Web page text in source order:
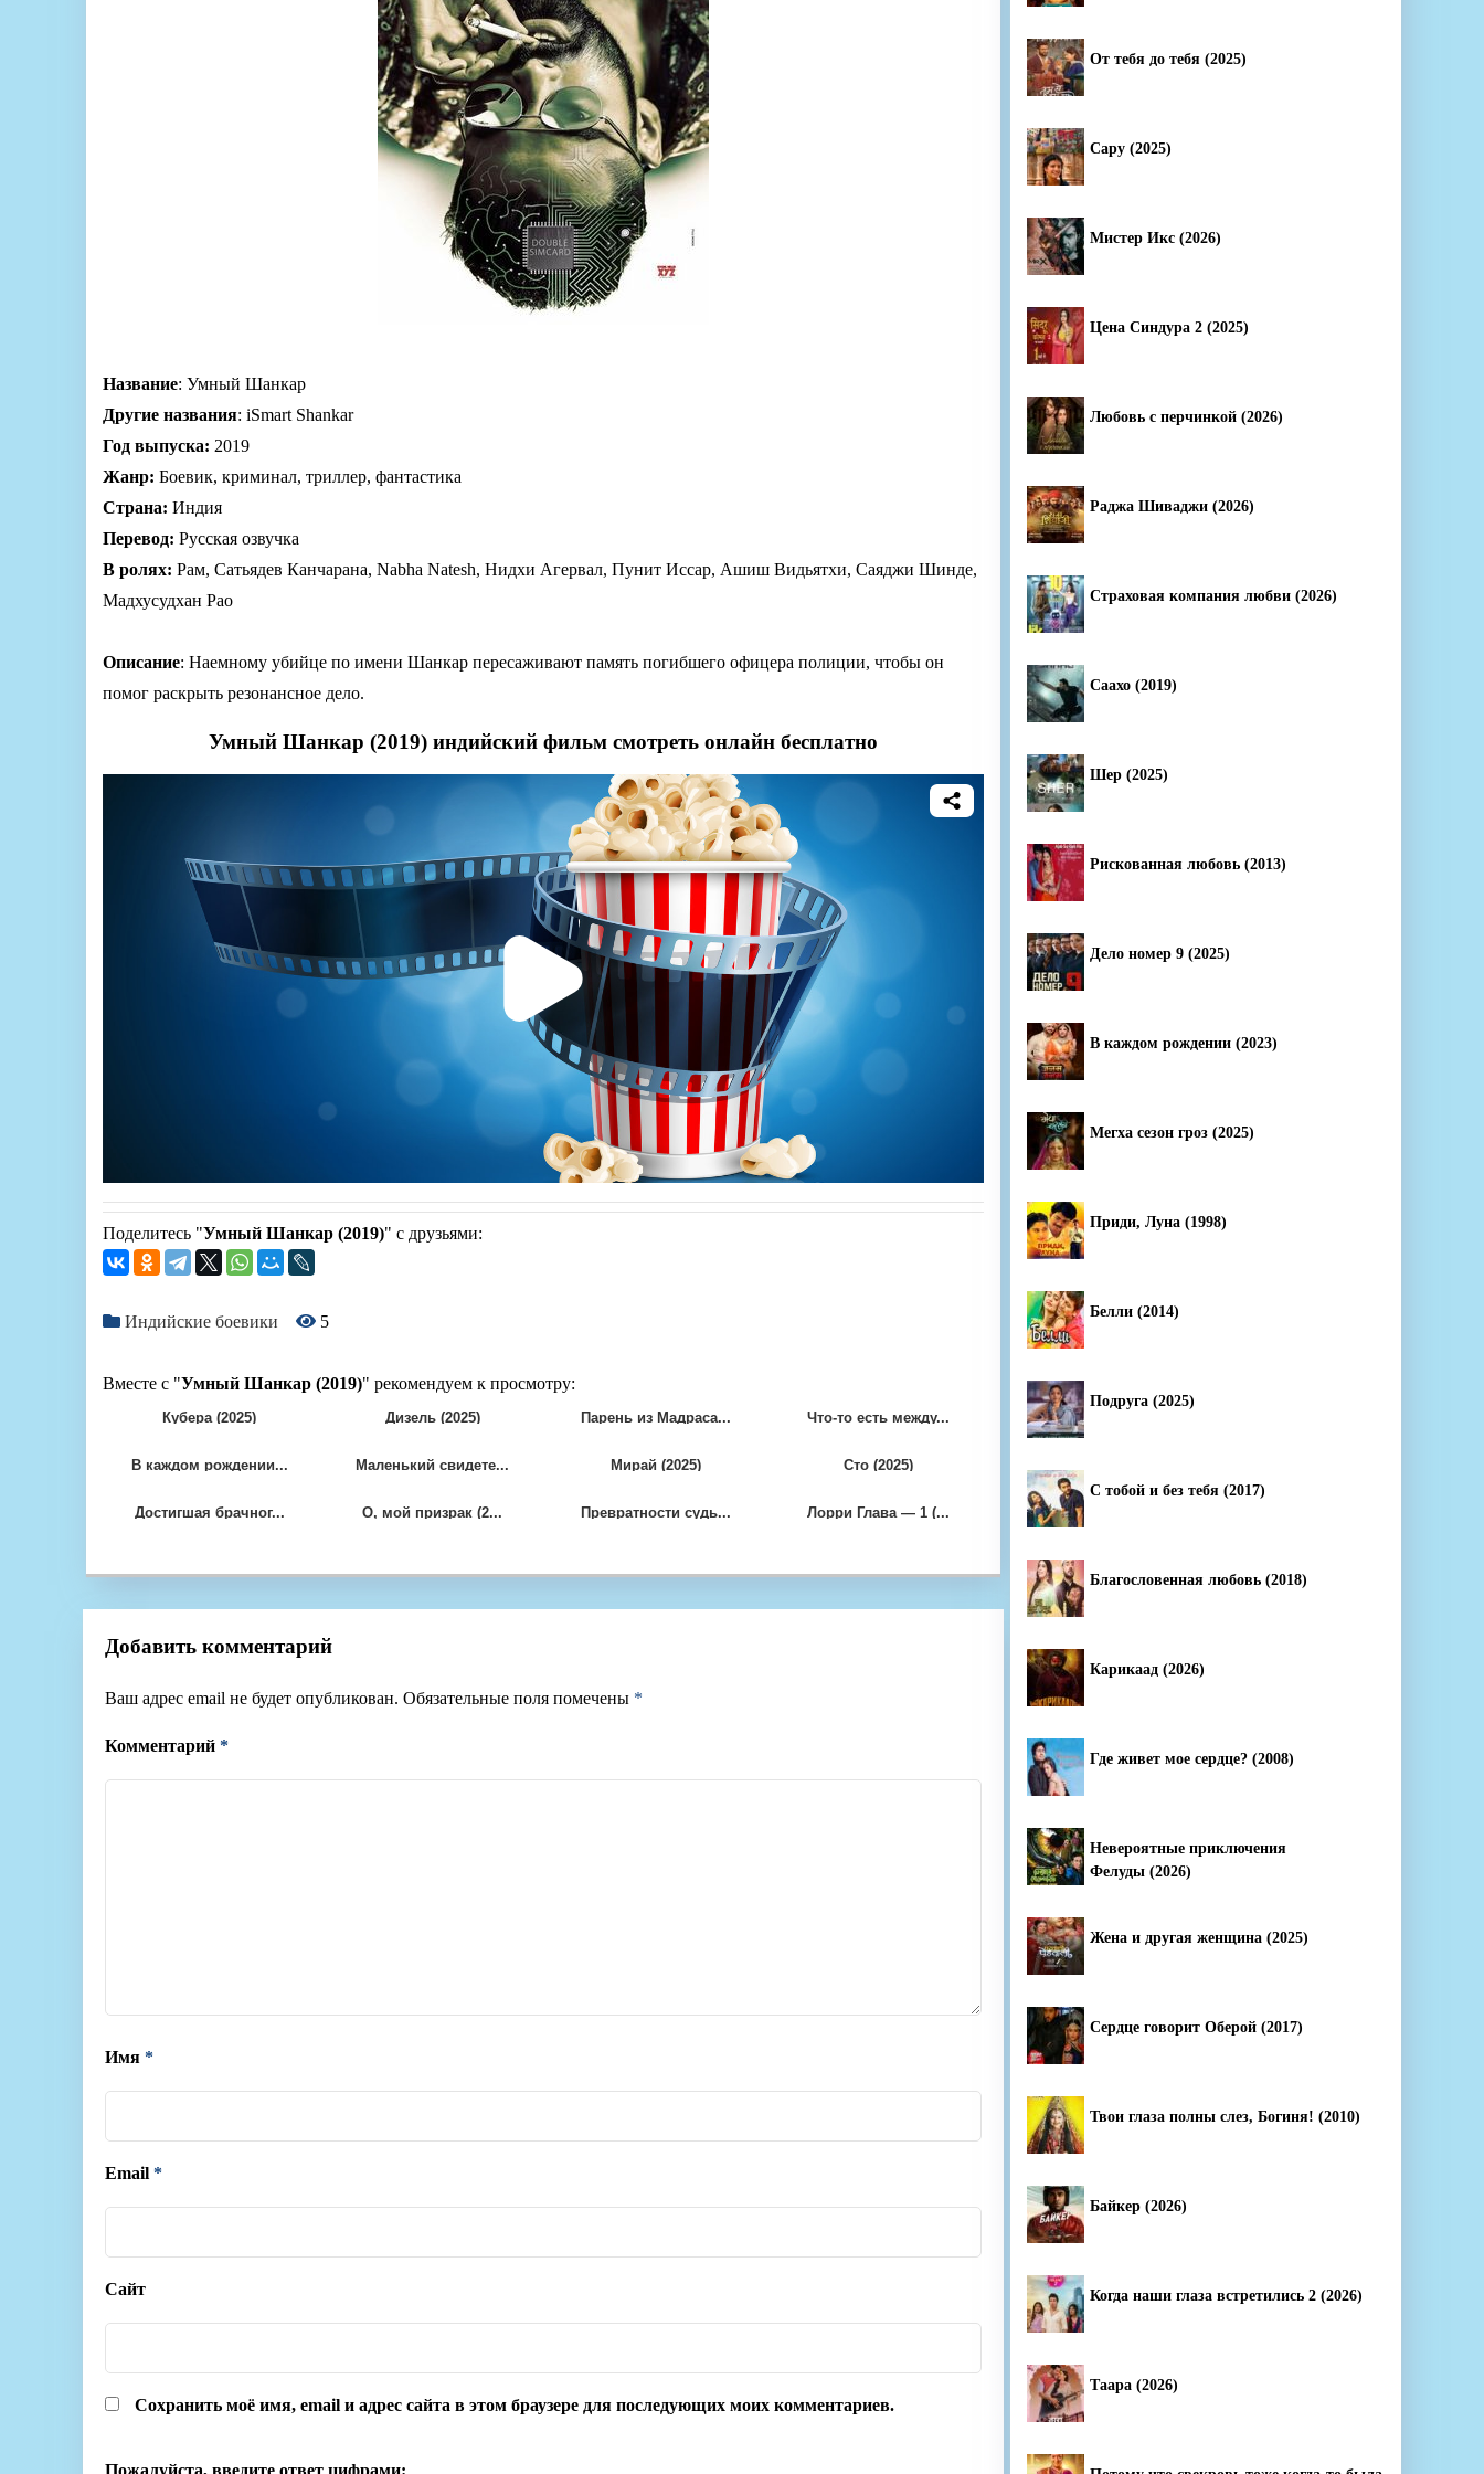
Название: Умный Шанкар
Другие названия: iSmart Shankar
Год выпуска: 2019
Жанр: Боевик, криминал, триллер, фантастика
Страна: Индия
Перевод: Русская озвучка
В ролях: Рам, Сатьядев Канчарана, Nabha Natesh, Нидхи Агервал, Пунит Иссар, Ашиш Видьятхи, Саяджи Шинде,
Мадхусудхан Рао
Описание: Наемному убийце по имени Шанкар пересаживают память погибшего офицера полиции, чтобы он
помог раскрыть резонансное дело.
Умный Шанкар (2019) индийский фильм смотреть онлайн бесплатно
Поделитесь "Умный Шанкар (2019)" с друзьями:
Индийские боевики 5
Вместе с "Умный Шанкар (2019)" рекомендуем к просмотру:
Кубера (2025) Дизель (2025) Парень из Мадраса... Что-то есть между...
В каждом рождении... Маленький свидете... Мирай (2025) Сто (2025)
Достигшая брачног... О, мой призрак (2... Превратности судь... Лорри Глава — 1 (...
Добавить комментарий
Ваш адрес email не будет опубликован. Обязательные поля помечены *
Комментарий *
Имя *
Email *
Сайт
Сохранить моё имя, email и адрес сайта в этом браузере для последующих моих комментариев.
Пожалуйста, введите ответ цифрами:
От тебя до тебя (2025)
Сару (2025)
Мистер Икс (2026)
Цена Синдура 2 (2025)
Любовь с перчинкой (2026)
Раджа Шиваджи (2026)
Страховая компания любви (2026)
Саахо (2019)
Шер (2025)
Рискованная любовь (2013)
Дело номер 9 (2025)
В каждом рождении (2023)
Мегха сезон гроз (2025)
Приди, Луна (1998)
Белли (2014)
Подруга (2025)
С тобой и без тебя (2017)
Благословенная любовь (2018)
Карикаад (2026)
Где живет мое сердце? (2008)
Невероятные приключения
Фелуды (2026)
Жена и другая женщина (2025)
Сердце говорит Оберой (2017)
Твои глаза полны слез, Богиня! (2010)
Байкер (2026)
Когда наши глаза встретились 2 (2026)
Таара (2026)